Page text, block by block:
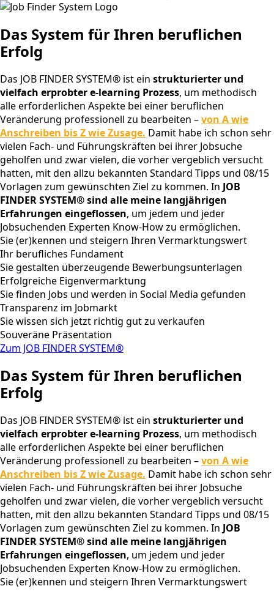
Das System für Ihren beruflichen
Erfolg
Das JOB FINDER SYSTEM® ist ein strukturierter und
vielfach erprobter e-learning Prozess, um methodisch
alle erforderlichen Aspekte bei einer beruflichen
Veränderung professionell zu bearbeiten –von A wie
Anschreiben bis Z wie Zusage. Damit habe ich schon sehr
vielen Fach- und Führungskräften bei ihrer Jobsuche
geholfen und zwar vielen, die vorher vergeblich versucht
hatten, mit den allzu bekannten Standard Tipps und 08/15
Vorlagen zum gewünschten Ziel zu kommen. In JOB
FINDER SYSTEM® sind alle meine langjährigen
Erfahrungen eingeflossen, um jedem und jeder
Jobsuchenden Experten Know-How zu ermöglichen.
Sie (er)kennen und steigern Ihren Vermarktungswert
Ihr berufliches Fundament
Sie gestalten überzeugende Bewerbungsunterlagen
Erfolgreiche Eigenvermarktung
Sie finden Jobs und werden in Social Media gefunden
Transparenz im Jobmarkt
Sie wissen sich jetzt richtig gut zu verkaufen
Souveräne Präsentation
Zum JOB FINDER SYSTEM®
Das System für Ihren beruflichen
Erfolg
Das JOB FINDER SYSTEM® ist ein strukturierter und
vielfach erprobter e-learning Prozess, um methodisch
alle erforderlichen Aspekte bei einer beruflichen
Veränderung professionell zu bearbeiten –von A wie
Anschreiben bis Z wie Zusage. Damit habe ich schon sehr
vielen Fach- und Führungskräften bei ihrer Jobsuche
geholfen und zwar vielen, die vorher vergeblich versucht
hatten, mit den allzu bekannten Standard Tipps und 08/15
Vorlagen zum gewünschten Ziel zu kommen. In JOB
FINDER SYSTEM® sind alle meine langjährigen
Erfahrungen eingeflossen, um jedem und jeder
Jobsuchenden Experten Know-How zu ermöglichen.
Sie (er)kennen und steigern Ihren Vermarktungswert